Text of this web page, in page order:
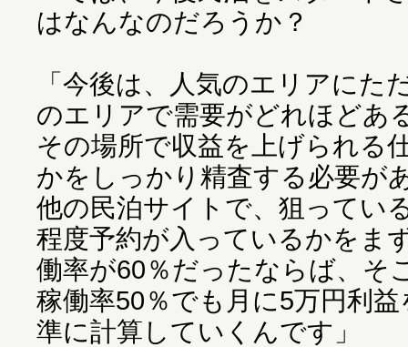
はなんなのだろうか？
「今後は、人気のエリアにた
のエリアで需要がどれほどあ
その場所で収益を上げられる
かをしっかり精査する必要が
他の民泊サイトで、狙ってい
程度予約が入っているかをま
働率が60％だったならば、そ
稼働率50％でも月に5万円利
準に計算していくんです」